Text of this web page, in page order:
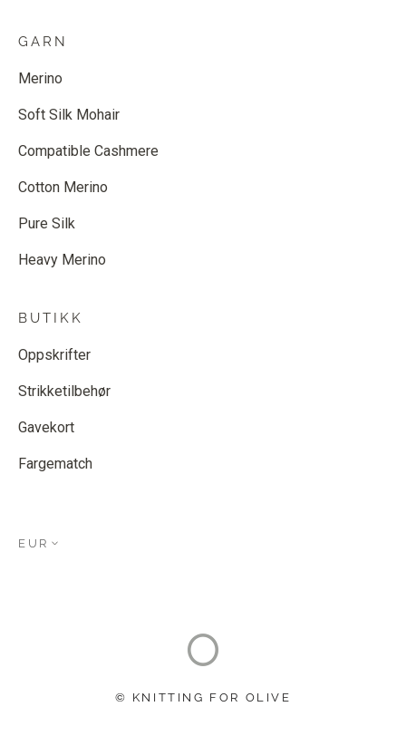
GARN
Merino
Soft Silk Mohair
Compatible Cashmere
Cotton Merino
Pure Silk
Heavy Merino
BUTIKK
Oppskrifter
Strikketilbehør
Gavekort
Fargematch
EUR
© KNITTING FOR OLIVE